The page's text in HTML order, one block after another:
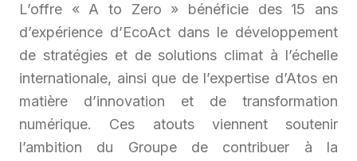
L’offre « A to Zero » bénéficie des 15 ans
d’expérience d’EcoAct dans le développement
de stratégies et de solutions climat à l’échelle
internationale, ainsi que de l’expertise d’Atos en
matière d’innovation et de transformation
numérique. Ces atouts viennent soutenir
l’ambition du Groupe de contribuer à la